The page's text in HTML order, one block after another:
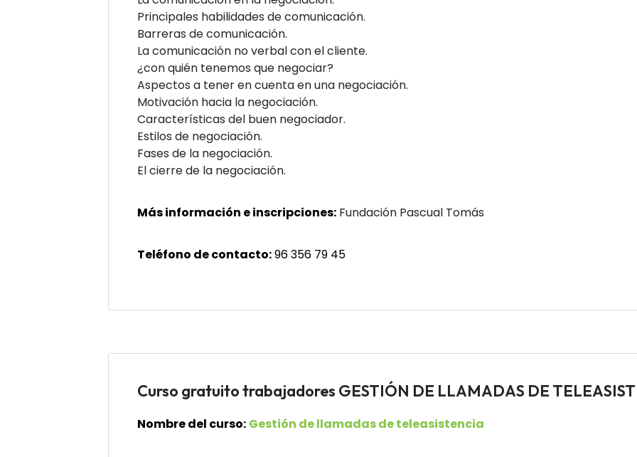
Principales habilidades de comunicación.
Barreras de comunicación.
La comunicación no verbal con el cliente.
¿con quién tenemos que negociar?
Aspectos a tener en cuenta en una negociación.
Motivación hacia la negociación.
Características del buen negociador.
Estilos de negociación.
Fases de la negociación.
El cierre de la negociación.
Más información e inscripciones: Fundación Pascual Tomás
Teléfono de contacto:96 356 79 45
Curso gratuito trabajadores GESTIÓN DE LLAMADAS DE
Nombre del curso: Gestión de llamadas de teleasistencia